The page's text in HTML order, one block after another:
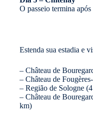
O passeio termina
Estenda sua estadia e
– Château de
– Château de
– Região de Sologne
– Château de
km)